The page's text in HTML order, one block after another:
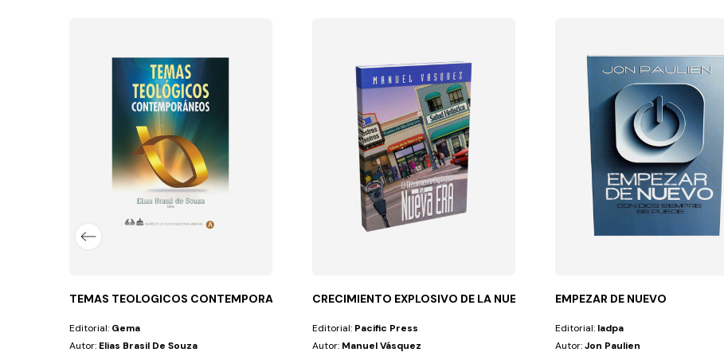
amorosas, las realmente...
TEMAS TEOLOGICOS CONTEMPORANEOS
Editorial: Gema
Autor: Elias Brasil De Souza
CRECIMIENTO EXPLOSIVO DE LA NUEVA ERA
Editorial: Pacific Press
Autor: Manuel Vásquez
EMPEZAR DE NUEVO
Editorial: Iadpa
Autor:Jon Paulien